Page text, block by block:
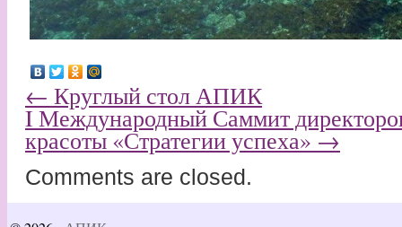
← Круглый стол АПИК
I Международный Саммит
красоты «Стратегии успеха»→
Comments are closed.